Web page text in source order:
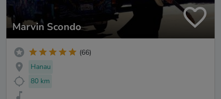
Marvin Scondo
(66)
Hanau
80 km